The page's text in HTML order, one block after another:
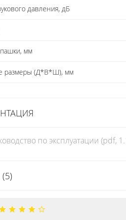
давления, дБ
мм
размеры (Д*В*Ш), мм
по эксплуатации (pdf,